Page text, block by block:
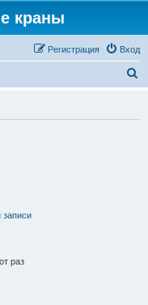
краны
Вход
Регистрация
записи
раз